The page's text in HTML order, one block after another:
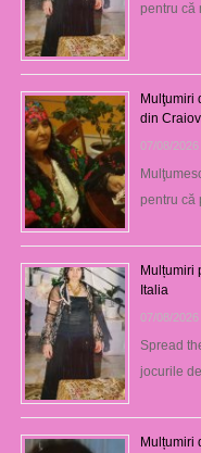
pentru că
Mulţumiri
din
07/08/2026
pentru
Mulțumiri
Italia
07/08/2026
Spread
jocurile
Mulțumiri